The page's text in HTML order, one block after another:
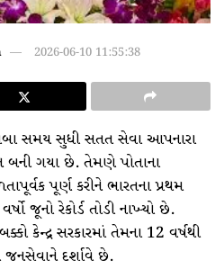
2026-06-10 11:55:38
સમય સુધી સતત સેવા આપનારા
બની ગયા છે. તેમણે પોતાના
પૂર્ણ કરીને ભારતના પ્રથમ
જૂનો રેકોર્ડ તોડી નાખ્યો છે.
કેન્દ્ર સરકારમાં તેમના 12 વર્ષથી
દર્શાવે છે.